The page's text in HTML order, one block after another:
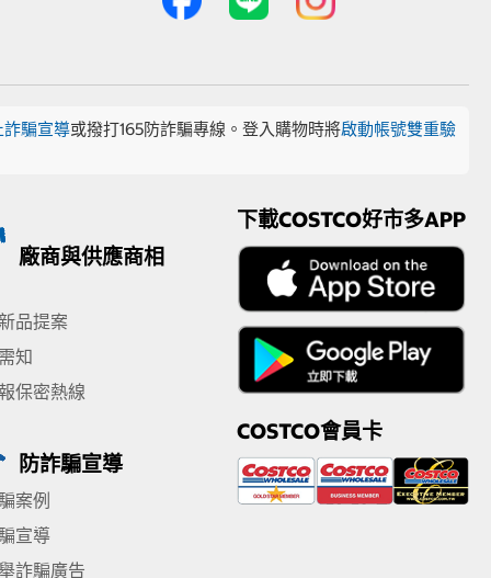
詐騙宣導或撥打165防詐騙專線。登入購物時將啟動帳號雙重驗
廠商與供應商相
品提案
知
保密熱線
防詐騙宣導
案例
宣導
詐騙廣告
下載COSTCO好市多APP
COSTCO會員卡